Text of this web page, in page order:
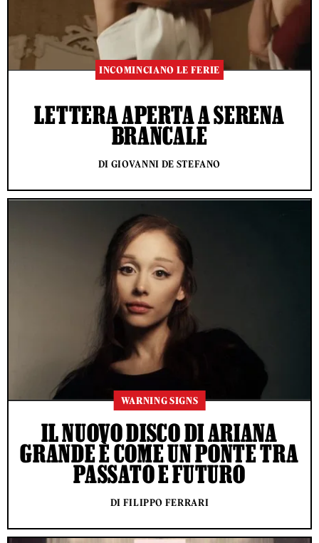
INCOMINCIANO LE FERIE
LETTERA APERTA A SERENA
BRANCALE
DI GIOVANNI DE STEFANO
WARNING SIGNS
IL NUOVO DISCO DI ARIANA
GRANDE È COME UN PONTE TRA
PASSATO E FUTURO
DI FILIPPO FERRARI